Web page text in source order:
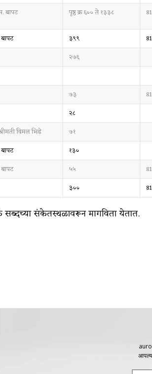
बापट पृष्ठ क्र ६०० ते १३३८
३९९
२७६
७३
२८
विमल भिडे
७१
१३०
५५
३००
सब्दच्या संकेतस्थळावरून मागविता येतात.